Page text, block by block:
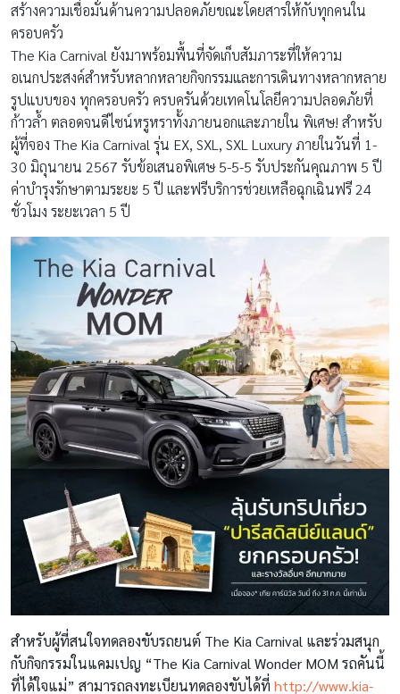
สร้างความเชื่อมั่นด้านความปลอดภัยขณะโดยสารให้กับทุกคนใน
ครอบครัว
The Kia Carnival ยังมาพร้อมพื้นที่จัดเก็บสัมภาระที่ให้ความ
อเนกประสงค์สำหรับหลากหลายกิจกรรมและการเดินทางหลากหลาย
รูปแบบของ ทุกครอบครัว ครบครันด้วยเทคโนโลยีความปลอดภัยที่
ก้าวล้ำ ตลอดจนดีไซน์หรูหราทั้งภายนอกและภายใน พิเศษ! สำหรับ
ผู้ที่จอง The Kia Carnival รุ่น EX, SXL, SXL Luxury ภายในวันที่ 1-
30 มิถุนายน 2567 รับข้อเสนอพิเศษ 5-5-5 รับประกันคุณภาพ 5 ปี
ค่าบำรุงรักษาตามระยะ 5 ปี และฟรีบริการช่วยเหลือฉุกเฉินฟรี 24
ชั่วโมง ระยะเวลา 5 ปี
สำหรับผู้ที่สนใจทดลองขับรถยนต์ The Kia Carnival และร่วมสนุก
กับกิจกรรมในแคมเปญ “The Kia Carnival Wonder MOM รถคันนี้
ที่ได้ใจแม่” สามารถลงทะเบียนทดลองขับได้ที่ http://www.kia-